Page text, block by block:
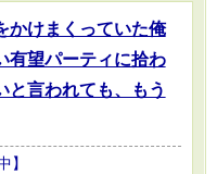
けまくっていた俺
望パーティに拾わ
と言われても、もう
】